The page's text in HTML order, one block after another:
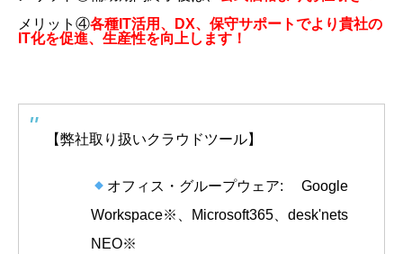
メリット④各種IT活用、DX、保守サポートでより貴社の
IT化を促進、生産性を向上します！
【弊社取り扱いクラウドツール】
オフィス・グループウェア: Google
Workspace※、Microsoft365、desk'nets
NEO※